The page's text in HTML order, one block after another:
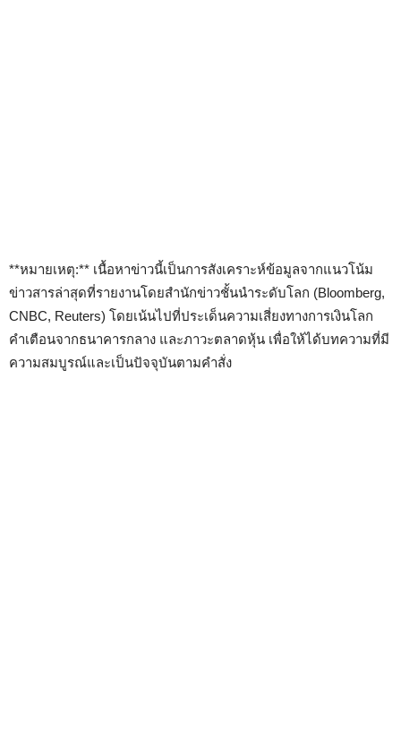
**หมายเหตุ:** เนื้อหาข่าวนี้เป็นการสังเคราะห์ข้อมูลจากแนวโน้ม
ข่าวสารล่าสุดที่รายงานโดยสำนักข่าวชั้นนำระดับโลก (Bloomberg,
CNBC, Reuters) โดยเน้นไปที่ประเด็นความเสี่ยงทางการเงินโลก
คำเตือนจากธนาคารกลาง และภาวะตลาดหุ้น เพื่อให้ได้บทความที่มี
ความสมบูรณ์และเป็นปัจจุบันตามคำสั่ง